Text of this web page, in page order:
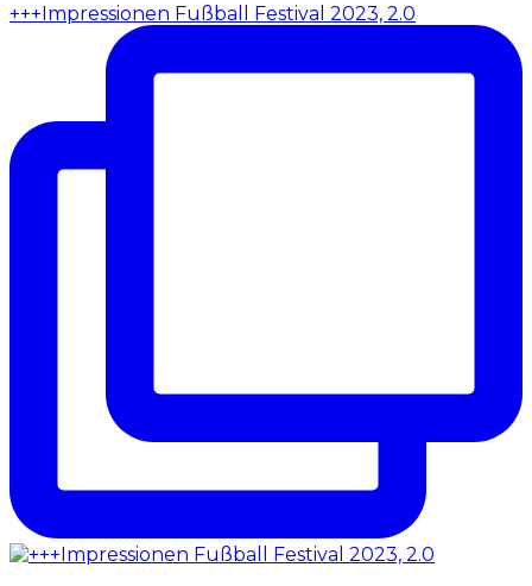
+++Impressionen Fußball Festival 2023, 2.0